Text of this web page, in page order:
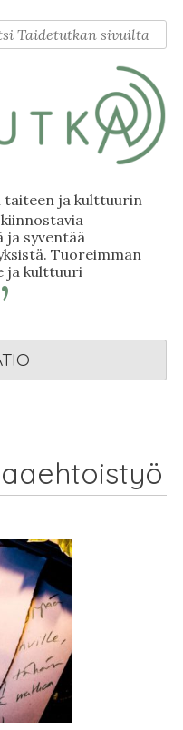
taiteen ja kulttuurin
syventää
Tuoreimman
ja kulttuuri